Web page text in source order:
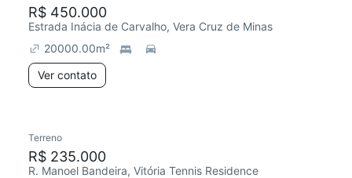
R$ 450.000
Estrada Inácia de Carvalho, Vera Cruz de Minas
20000.00m²
Ver contato
Terreno
R$ 235.000
R. Manoel Bandeira, Vitória Tennis Residence